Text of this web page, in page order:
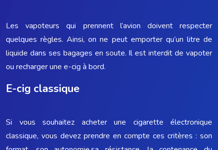
Les vapoteurs qui prennent l’avion doivent respecter
quelques règles. Ainsi, on ne peut emporter qu’un litre de
liquide dans ses bagages en soute. Il est interdit de vapoter
ou recharger une e-cig à bord.
E-cig classique
Si vous souhaitez acheter une cigarette électronique
classique, vous devez prendre en compte ces critères : son